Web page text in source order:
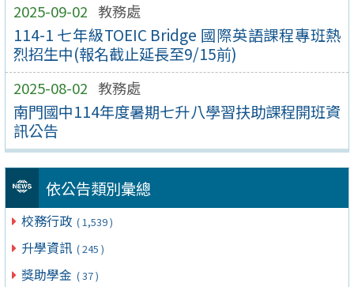
2025-09-02 教務處
114-1 七年級TOEIC Bridge 國際英語課程專班熱
烈招生中(報名截止延長至9/15前)
2025-08-02 教務處
南門國中114年度暑期七升八學習扶助課程開班資
訊公告
依公告類別彙總
校務行政 ( 1,539 )
升學資訊 ( 245 )
獎助學金 ( 37 )